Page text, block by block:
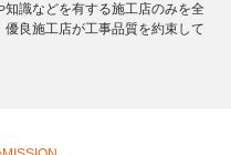
知識などを有する施工店のみを全
優良施工店が工事品質を約束して